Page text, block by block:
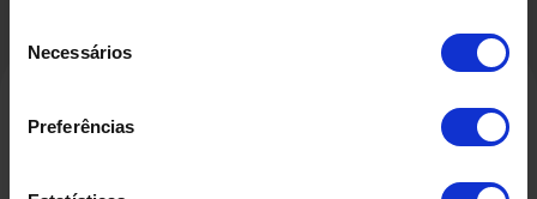
Necessários
Preferências